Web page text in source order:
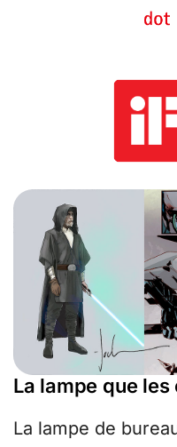
La lampe que
La lampe de